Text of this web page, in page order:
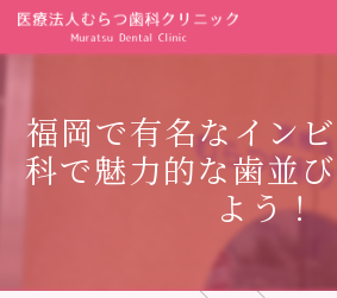
福岡で有名なイン
科で魅力的な歯並
よう！